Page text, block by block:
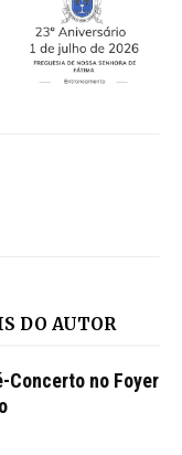
DO AUTOR
Concerto no Foyer